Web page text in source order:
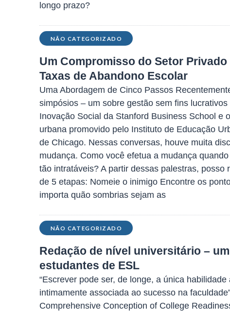
longo prazo?
NÃO CATEGORIZADO
Um Compromisso do Setor
Taxas de Abandono Escolar
Uma Abordagem de Cinco Passos
simpósios – um sobre gestão sem fins
Inovação Social da Stanford Business School e
urbana promovido pelo Instituto de Educação
de Chicago. Nessas conversas, houve muita
mudança. Como você efetua a mudança
tão intratáveis? A partir dessas palestras, posso
de 5 etapas: Nomeie o inimigo Encontre os
importa quão sombrias sejam as
NÃO CATEGORIZADO
Redação de nível universitário –
estudantes de ESL
“Escrever pode ser, de longe, a única
intimamente associada ao sucesso na
Comprehensive Conception of College